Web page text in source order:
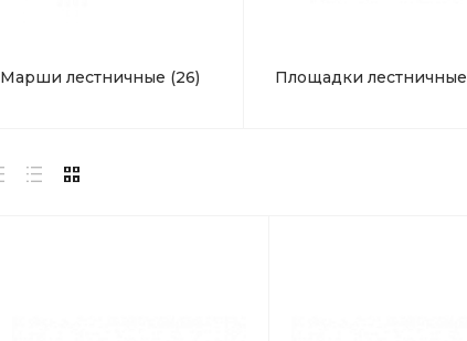
Марши лестничные (26) Площадки лестничные